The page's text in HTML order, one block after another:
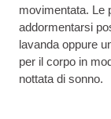
movimentata. Le
addormentarsi
lavanda oppure
per il corpo in
nottata di sonno.